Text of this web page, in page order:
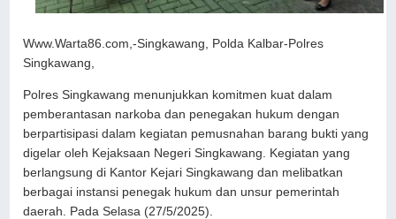
Www.Warta86.com,-Singkawang, Polda Kalbar-Polres
Singkawang,
Polres Singkawang menunjukkan komitmen kuat dalam
pemberantasan narkoba dan penegakan hukum dengan
berpartisipasi dalam kegiatan pemusnahan barang bukti yang
digelar oleh Kejaksaan Negeri Singkawang. Kegiatan yang
berlangsung di Kantor Kejari Singkawang dan melibatkan
berbagai instansi penegak hukum dan unsur pemerintah
daerah. Pada Selasa (27/5/2025).